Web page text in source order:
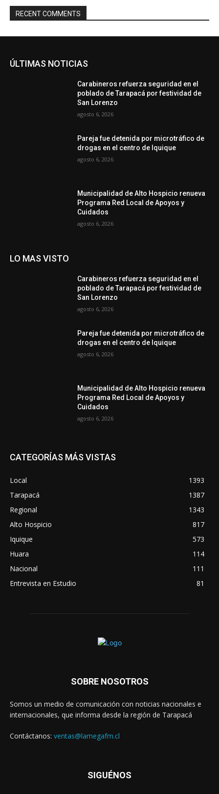
RECENT COMMENTS
ÚLTIMAS NOTICIAS
Carabineros refuerza seguridad en el
poblado de Tarapacá por festividad de
San Lorenzo
agosto 6, 2026
Pareja fue detenida por microtráfico de
drogas en el centro de Iquique
agosto 6, 2026
Municipalidad de Alto Hospicio renueva
Programa Red Local de Apoyos y
Cuidados
agosto 6, 2026
LO MAS VISTO
Carabineros refuerza seguridad en el
poblado de Tarapacá por festividad de
San Lorenzo
agosto 6, 2026
Pareja fue detenida por microtráfico de
drogas en el centro de Iquique
agosto 6, 2026
Municipalidad de Alto Hospicio renueva
Programa Red Local de Apoyos y
Cuidados
agosto 6, 2026
CATEGORÍAS MÁS VISTAS
Local
1393
Tarapacá
1387
Regional
1343
Alto Hospicio
817
Iquique
573
Huara
114
Nacional
111
Entrevista en Estudio
81
SOBRE NOSOTROS
Somos un medio de comunicación con noticias nacionales e
internacionales, que informa desde la región de Tarapacá
Contáctanos: ventas@lamegafm.cl
SIGUÉNOS